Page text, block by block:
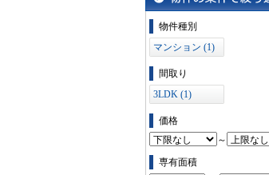
物件の条件で絞り込む
物件種別
マンション (1)
間取り
3LDK (1)
価格
～
専有面積